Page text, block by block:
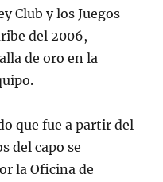
Club y los Juegos
del 2006,
de oro en la
que fue a partir del
del capo se
la Oficina de